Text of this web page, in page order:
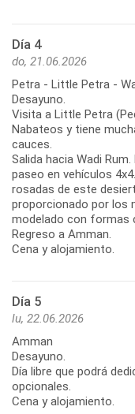
Día 4
do, 21.06.2026
Petra - Little Petra -
Desayuno.
Visita a Little Petra
Nabateos y tiene
cauces.
Salida hacia Wadi
paseo en vehículos
rosadas de este
proporcionado por los
modelado con formas
Regreso a Amman.
Cena y alojamiento.
Día 5
lu, 22.06.2026
Amman
Desayuno.
Día libre que podrá
opcionales.
Cena y alojamiento.